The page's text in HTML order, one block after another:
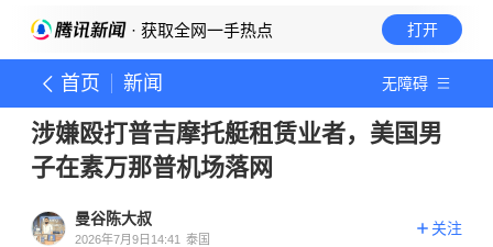
· 获取全网一手热点 打开
首页 新闻 无障碍
涉嫌殴打普吉摩托艇租赁业者，美国男
子在素万那普机场落网
曼谷陈大叔
2026年7月9日14:41 泰国
关注